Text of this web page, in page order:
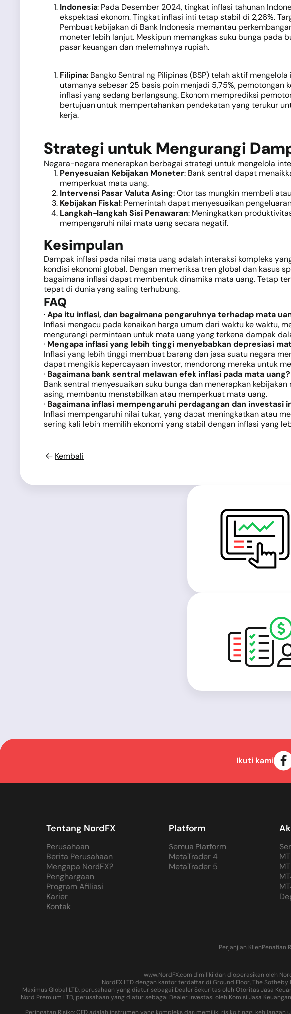
Indonesia: Pada Desember 2024, tingkat inflasi tahunan
ekspektasi ekonom. Tingkat inflasi inti tetap stabil di 2,26%.
Pembuat kebijakan di Bank Indonesia memantau
moneter lebih lanjut. Meskipun memangkas suku bunga
pasar keuangan dan melemahnya rupiah.
Filipina: Bangko Sentral ng Pilipinas (BSP) telah aktif
utamanya sebesar 25 basis poin menjadi 5,75%,
inflasi yang sedang berlangsung. Ekonom memprediksi
bertujuan untuk mempertahankan pendekatan yang terukur
kerja.
Strategi untuk Mengurangi
Negara-negara menerapkan berbagai strategi untuk mengelola
Penyesuaian Kebijakan Moneter: Bank sentral dapat
memperkuat mata uang.
Intervensi Pasar Valuta Asing: Otoritas mungkin membeli
Kebijakan Fiskal: Pemerintah dapat menyesuaikan
Langkah-langkah Sisi Penawaran: Meningkatkan
mempengaruhi nilai mata uang secara negatif.
Kesimpulan
Dampak inflasi pada nilai mata uang adalah interaksi kompleks
kondisi ekonomi global. Dengan memeriksa tren global dan kasus
bagaimana inflasi dapat membentuk dinamika mata uang. Tetap
tepat di dunia yang saling terhubung.
FAQ
·Apa itu inflasi, dan bagaimana pengaruhnya terhadap mata
Inflasi mengacu pada kenaikan harga umum dari waktu ke waktu,
mengurangi permintaan untuk mata uang yang terkena dampak
· Mengapa inflasi yang lebih tinggi menyebabkan depresiasi
Inflasi yang lebih tinggi membuat barang dan jasa suatu negara
dapat mengikis kepercayaan investor, mendorong mereka untuk
· Bagaimana bank sentral melawan efek inflasi pada mata uang?
Bank sentral menyesuaikan suku bunga dan menerapkan
asing, membantu menstabilkan atau memperkuat mata uang.
· Bagaimana inflasi mempengaruhi perdagangan dan investasi
Inflasi mempengaruhi nilai tukar, yang dapat meningkatkan atau
sering kali lebih memilih ekonomi yang stabil dengan inflasi yang
Kembali
Ikuti kami
Tentang NordFX
Perusahaan
Berita Perusahaan
Mengapa NordFX?
Penghargaan
Program Afiliasi
Karier
Kontak
Platform
Semua Platform
MetaTrader 4
MetaTrader 5
Perjanjian KlienPenafian
www.NordFX.com dimiliki dan dioperasikan oleh
NordFX LTD dengan kantor terdaftar di Ground Floor, The
Maximus Global LTD, perusahaan yang diatur sebagai Dealer Sekuritas oleh Otoritas Jasa
Nord Premium LTD, perusahaan yang diatur sebagai Dealer Investasi oleh Komisi Jasa
Peringatan Risiko: CFD adalah instrumen yang kompleks dan memiliki risiko tinggi